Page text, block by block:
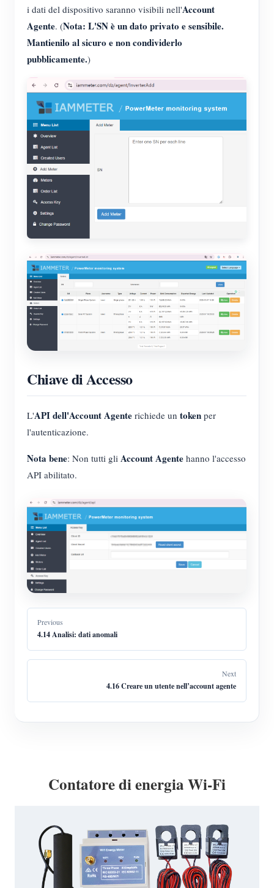
i dati del dispositivo saranno visibili nell'Account
Agente. (Nota: L'SN è un dato privato e sensibile.
Mantienilo al sicuro e non condividerlo
pubblicamente.)
Chiave di Accesso
L'API dell'Account Agente richiede un token per
l'autenticazione.
Nota bene: Non tutti gli Account Agente hanno l'accesso
API abilitato.
Previous
4.14 Analisi: dati anomali
Next
4.16 Creare un utente nell’account agente
Contatore di energia Wi-Fi